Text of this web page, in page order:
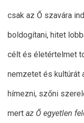
csak az Ő szavára
boldogítani, hitet
célt és életértelmet
nemzetet és kultúrát
hímezni, szőni
mert az Ő egyetlen